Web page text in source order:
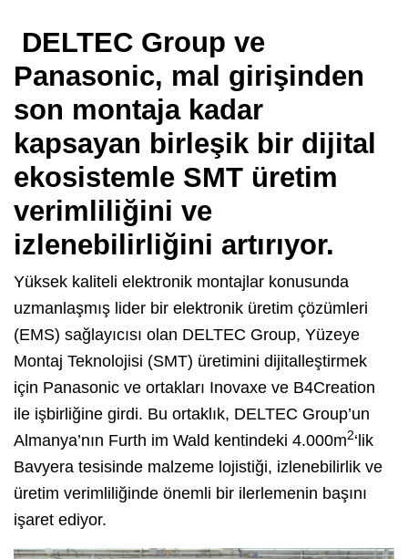
DELTEC Group ve
Panasonic, mal girişinden
son montaja kadar
kapsayan birleşik bir dijital
ekosistemle SMT üretim
verimliliğini ve
izlenebilirliğini artırıyor.
Yüksek kaliteli elektronik montajlar konusunda
uzmanlaşmış lider bir elektronik üretim çözümleri
(EMS) sağlayıcısı olan DELTEC Group, Yüzeye
Montaj Teknolojisi (SMT) üretimini dijitalleştirmek
için Panasonic ve ortakları Inovaxe ve B4Creation
ile işbirliğine girdi. Bu ortaklık, DELTEC Group’un
Almanya’nın Furth im Wald kentindeki 4.000m2‘lik
Bavyera tesisinde malzeme lojistiği, izlenebilirlik ve
üretim verimliliğinde önemli bir ilerlemenin başını
işaret ediyor.